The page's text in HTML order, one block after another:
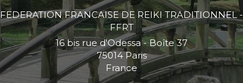
FEDERATION FRANCAISE DE REIKI TRADITIONNEL -
FFRT
16 bis rue d'Odessa - Boîte 37
75014 Paris
France